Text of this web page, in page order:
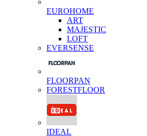
EUROHOME
ART
MAJESTIC
LOFT
EVERSENSE
FLOORPAN
FORESTFLOOR
IDEAL